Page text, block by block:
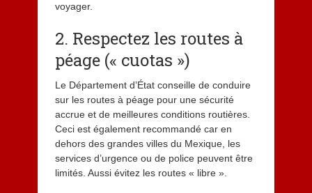
voyager.
2. Respectez les routes à
péage (« cuotas »)
Le Département d’État conseille de conduire
sur les routes à péage pour une sécurité
accrue et de meilleures conditions routières.
Ceci est également recommandé car en
dehors des grandes villes du Mexique, les
services d’urgence ou de police peuvent être
limités. Aussi évitez les routes « libre ».